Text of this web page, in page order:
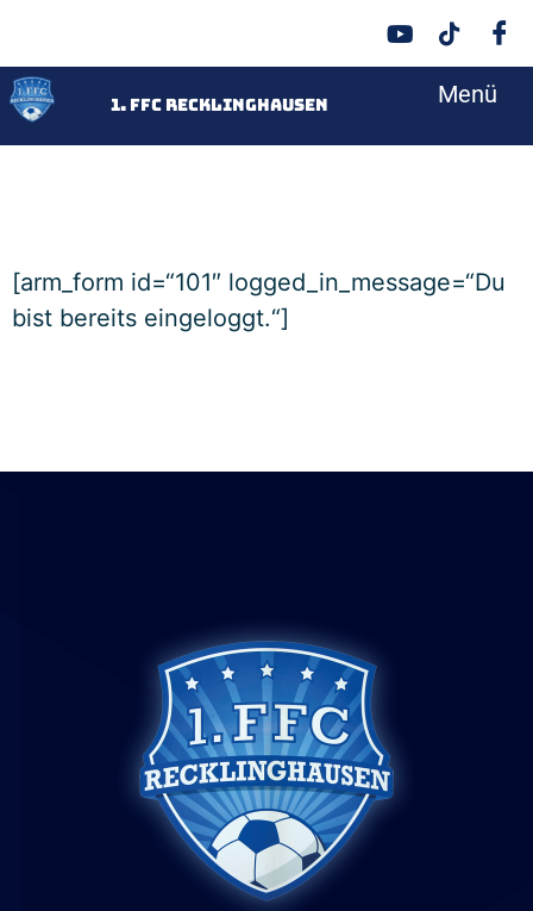
1. FFC Recklinghausen Menü
<
[arm_form id=“101″ logged_in_message=“Du
bist bereits eingeloggt.“]